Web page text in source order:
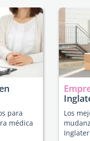
en
para
médica
Los